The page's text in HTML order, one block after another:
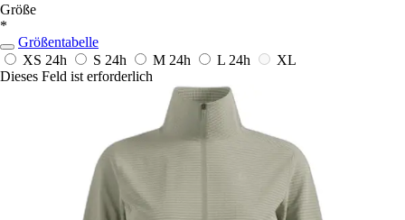
Größe
*
Größentabelle
XS 24h S 24h M 24h L 24h
XL
Dieses Feld ist erforderlich